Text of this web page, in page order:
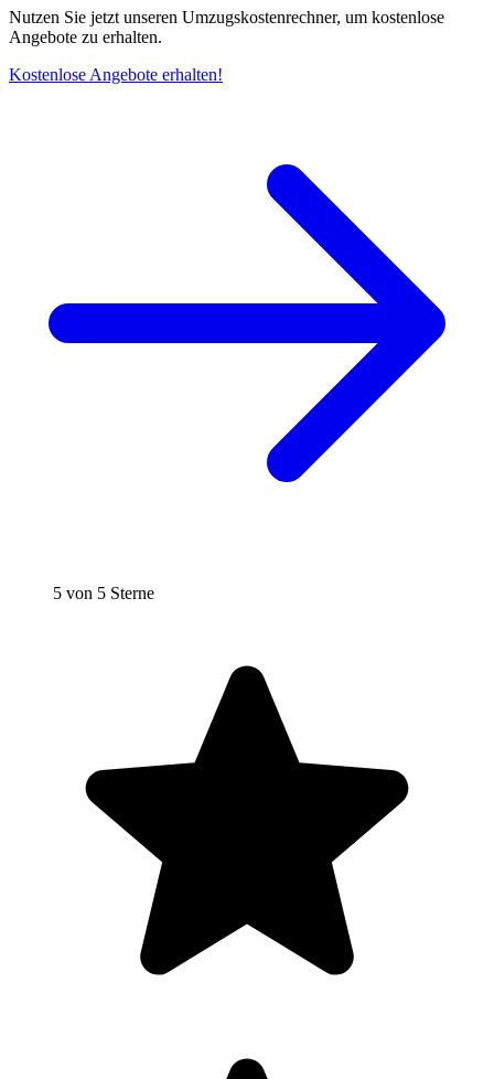
Nutzen Sie jetzt unseren Umzugskostenrechner, um kostenlose
Angebote zu erhalten.
Kostenlose Angebote erhalten!
5 von 5 Sterne